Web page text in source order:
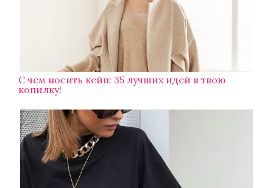
С чем носить кейп: 35 лучших идей в твою
копилку!